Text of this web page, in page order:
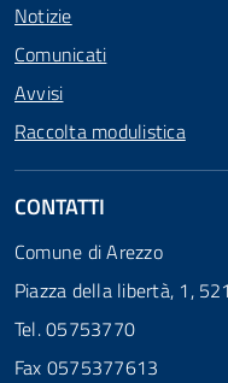
Notizie
Comunicati
Avvisi
Raccolta modulistica
CONTATTI
Comune di Arezzo
Piazza della libertà, 1,
Tel. 05753770
Fax 0575377613